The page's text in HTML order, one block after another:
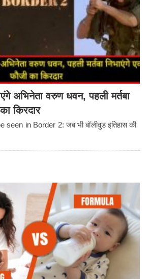
अभिनेता वरुण धवन, पहली मर्तबा
किरदार
in Border 2: जब भी बॉलीवुड इतिहास की